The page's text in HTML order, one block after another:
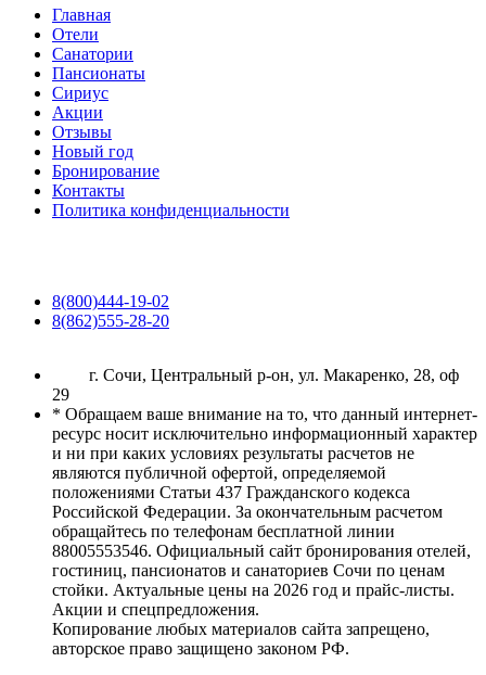
Главная
Отели
Санатории
Пансионаты
Сириус
Акции
Отзывы
Новый год
Бронирование
Контакты
Политика конфиденциальности
8(800)444-19-02
8(862)555-28-20
г. Сочи, Центральный р-он, ул. Макаренко, 28, оф
29
* Обращаем ваше внимание на то, что данный интернет-
ресурс носит исключительно информационный характер
и ни при каких условиях результаты расчетов не
являются публичной офертой, определяемой
положениями Статьи 437 Гражданского кодекса
Российской Федерации. За окончательным расчетом
обращайтесь по телефонам бесплатной линии
88005553546. Официальный сайт бронирования отелей,
гостиниц, пансионатов и санаториев Сочи по ценам
стойки. Актуальные цены на 2026 год и прайс-листы.
Акции и спецпредложения.
Копирование любых материалов сайта запрещено,
авторское право защищено законом РФ.